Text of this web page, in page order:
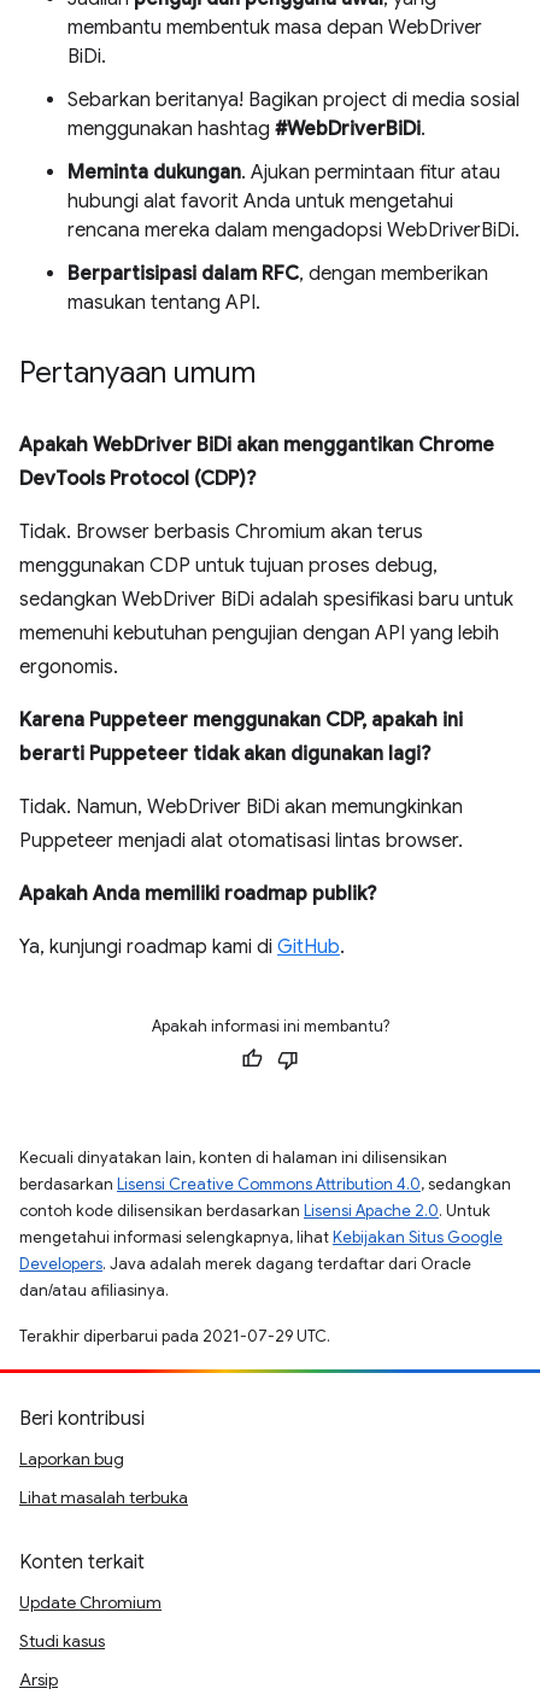
membantu membentuk masa depan WebDriver
BiDi.
Sebarkan beritanya! Bagikan project di media sosial
menggunakan hashtag #WebDriverBiDi.
Meminta dukungan. Ajukan permintaan fitur atau
hubungi alat favorit Anda untuk mengetahui
rencana mereka dalam mengadopsi WebDriverBiDi.
Berpartisipasi dalam RFC, dengan memberikan
masukan tentang API.
Pertanyaan umum
Apakah WebDriver BiDi akan menggantikan Chrome
DevTools Protocol (CDP)?
Tidak. Browser berbasis Chromium akan terus
menggunakan CDP untuk tujuan proses debug,
sedangkan WebDriver BiDi adalah spesifikasi baru untuk
memenuhi kebutuhan pengujian dengan API yang lebih
ergonomis.
Karena Puppeteer menggunakan CDP, apakah ini
berarti Puppeteer tidak akan digunakan lagi?
Tidak. Namun, WebDriver BiDi akan memungkinkan
Puppeteer menjadi alat otomatisasi lintas browser.
Apakah Anda memiliki roadmap publik?
Ya, kunjungi roadmap kami di GitHub.
Apakah informasi ini membantu?
Kecuali dinyatakan lain, konten di halaman ini dilisensikan
berdasarkan Lisensi Creative Commons Attribution 4.0, sedangkan
contoh kode dilisensikan berdasarkan Lisensi Apache 2.0. Untuk
mengetahui informasi selengkapnya, lihatKebijakan Situs Google
Developers. Java adalah merek dagang terdaftar dari Oracle
dan/atau afiliasinya.
Terakhir diperbarui pada 2021-07-29 UTC.
Beri kontribusi
Laporkan bug
Lihat masalah terbuka
Konten terkait
Update Chromium
Studi kasus
Arsip